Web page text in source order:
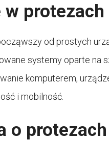
od prostych
systemy oparte na
komputerem,
i mobilność.
o